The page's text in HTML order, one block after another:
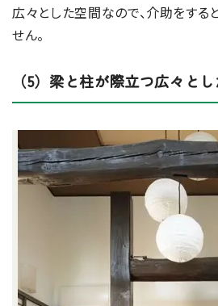
広々とした空間なので、介助をする
せん。
（5）梁と柱が際立つ広々と